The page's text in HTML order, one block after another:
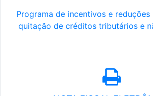
Programa de incentivos e reduções
quitação de créditos tributários e